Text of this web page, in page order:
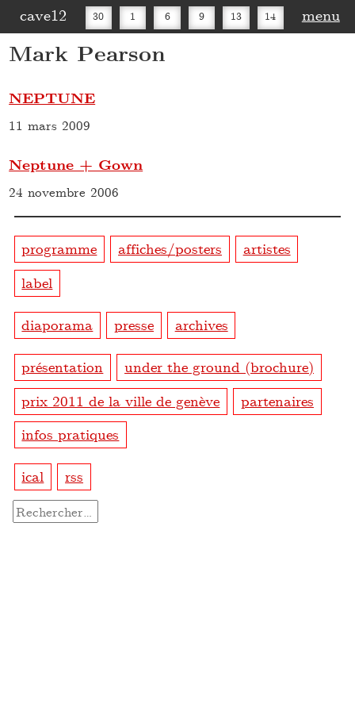
cave12 30 1 6 9 13 14 menu
Mark Pearson
NEPTUNE
11 mars 2009
Neptune + Gown
24 novembre 2006
programme affiches/posters
artistes
label
diaporama presse archives
présentation
under the ground (brochure)
prix 2011 de la ville de genève
partenaires
infos pratiques
ical rss
Rechercher :